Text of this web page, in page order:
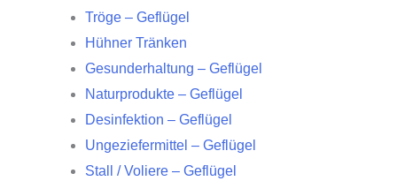
Tröge – Geflügel
Hühner Tränken
Gesunderhaltung – Geflügel
Naturprodukte – Geflügel
Desinfektion – Geflügel
Ungeziefermittel – Geflügel
Stall / Voliere – Geflügel